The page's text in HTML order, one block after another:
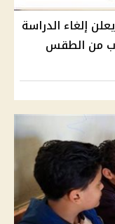
إلغاء الدراسة
من الطقس